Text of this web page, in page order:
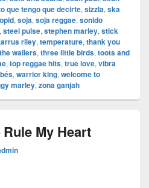
que tengo que decirte, sizzla, ska
, soja, soja reggae, sonido
, steel pulse, stephen marley, stick
riley, temperature, thank you
the wailers, three little birds, toots and
, top reggae hits, true love, vibra
, warrior king, welcome to
marley, zona ganjah
My Heart